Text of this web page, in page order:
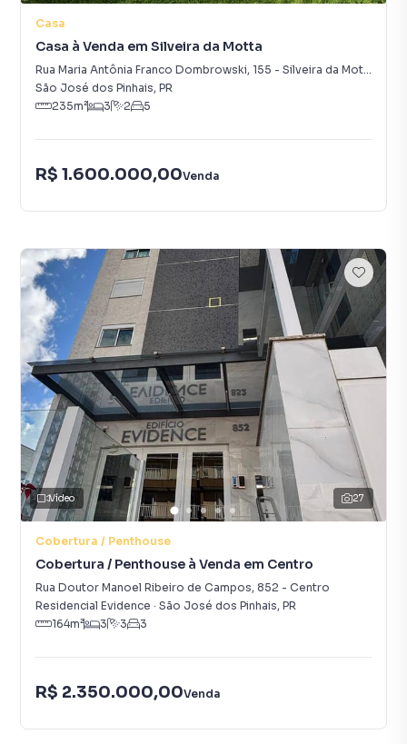
Casa
Casa à Venda em Silveira da Motta
Rua Maria Antônia Franco Dombrowski, 155 - Silveira da Motta
São José dos Pinhais, PR
235m² 3 2 5
R$ 1.600.000,00Venda
27
Vídeo
Cobertura / Penthouse
Cobertura / Penthouse à Venda em Centro
Rua Doutor Manoel Ribeiro de Campos, 852 - Centro
Residencial Evidence · São José dos Pinhais, PR
164m² 3 3 3
R$ 2.350.000,00Venda